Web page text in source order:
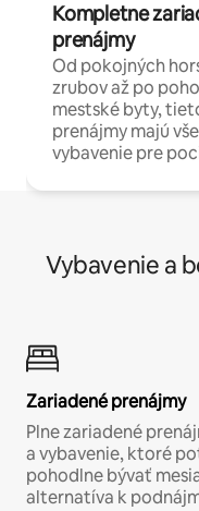
Kompletne
prenájmy
Od pokojných
zrubov až po
mestské byty,
prenájmy majú
vybavenie pre
Vybavenie a
Zariadené prenájmy
Plne zariadené
a vybavenie, ktoré
pohodlne bývať
alternatíva k